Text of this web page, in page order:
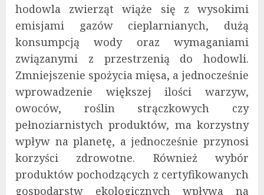
hodowla zwierząt wiąże się z wysokimi
emisjami gazów cieplarnianych, dużą
konsumpcją wody oraz wymaganiami
związanymi z przestrzenią do hodowli.
Zmniejszenie spożycia mięsa, a jednocześnie
wprowadzenie większej ilości warzyw,
owoców, roślin strączkowych czy
pełnoziarnistych produktów, ma korzystny
wpływ na planetę, a jednocześnie przynosi
korzyści zdrowotne. Również wybór
produktów pochodzących z certyfikowanych
gospodarstw ekologicznych wpływa na